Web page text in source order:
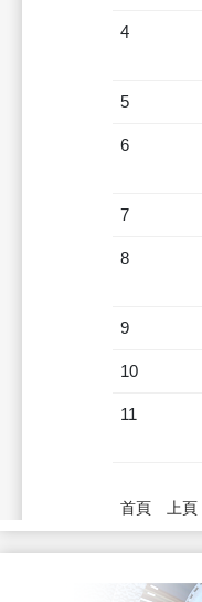
4
5
6
7
8
9
10
11
首頁 上頁